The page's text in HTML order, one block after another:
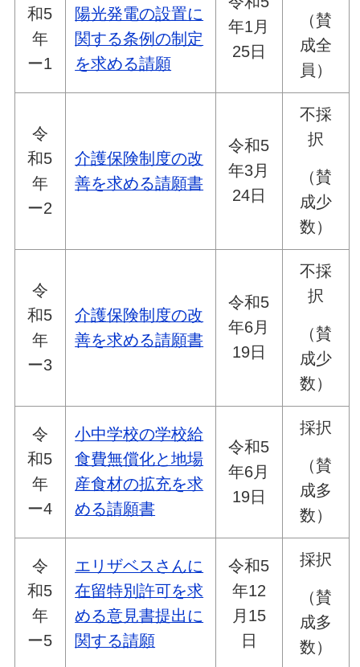
和5
年
ー1
陽光発電の設置に
関する条例の制定
を求める請願
年1月
25日
（賛
成全
員）
令
和5
年
ー2
介護保険制度の改
善を求める請願書
令和5
年3月
24日
不採
択
（賛
成少
数）
令
和5
年
ー3
介護保険制度の改
善を求める請願書
令和5
年6月
19日
不採
択
（賛
成少
数）
令
和5
年
ー4
小中学校の学校給
食費無償化と地場
産食材の拡充を求
める請願書
令和5
年6月
19日
採択
（賛
成多
数）
令
和5
年
ー5
エリザベスさんに
在留特別許可を求
める意見書提出に
関する請願
令和5
年12
月15
日
採択
（賛
成多
数）